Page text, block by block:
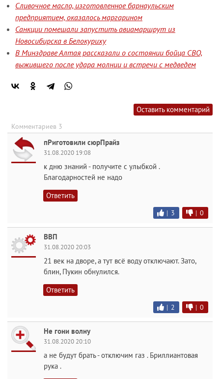
Сливочное масло, изготовленное барнаульским
предприятием, оказалось маргарином
Санкции помешали запустить авиамаршрут из
Новосибирска в Белокуриху
В Минздраве Алтая рассказали о состоянии бойца СВО,
выжившего после удара молнии и встречи с медведем
Оставить комментарий
Комментариев 3
пРиготовили сюрПрайз
31.08.2020 19:08
к дню знаний - получите с улыбкой .
Благодарностей не надо
Ответить
| 3 | 0
ВВП
31.08.2020 20:03
21 век на дворе, а тут всё воду отключают. Зато,
блин, Пукин обнулился.
Ответить
| 2 | 0
Не гони волну
31.08.2020 20:10
а не будут брать - отключим газ . Бриллиантовая
рука .